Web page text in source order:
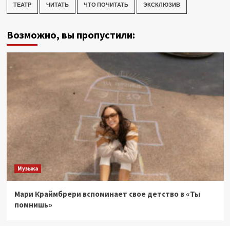
ТЕАТР ЧИТАТЬ ЧТО ПОЧИТАТЬ ЭКСКЛЮЗИВ
Возможно, вы пропустили:
Музыка
Мари Краймбрери вспоминает свое детство в «Ты
помнишь»